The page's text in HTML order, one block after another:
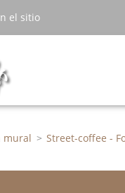
mural > Street-coffee -